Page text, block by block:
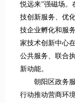
悦远来”强磁场。
技创新服务、优
技企业孵化和服
家技术创新中心
公共服务、联合
新动能。
朝阳区政务
行动推动营商环